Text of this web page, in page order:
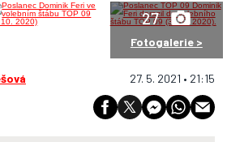
27
Fotogalerie >
27. 5. 2021 • 21:15